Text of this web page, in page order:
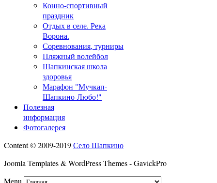
Конно-спортивный
праздник
Отдых в селе. Река
Ворона.
Соревнования, турниры
Пляжный волейбол
Шапкинская школа
здоровья
Марафон "Мучкап-
Шапкино-Любо!"
Полезная
информация
Фотогалерея
Content © 2009-2019Село Шапкино
Joomla Templates & WordPress Themes - GavickPro
Menu